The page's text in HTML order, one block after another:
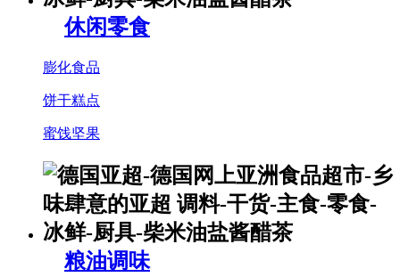
休闲零食
膨化食品
饼干糕点
蜜饯坚果
粮油调味